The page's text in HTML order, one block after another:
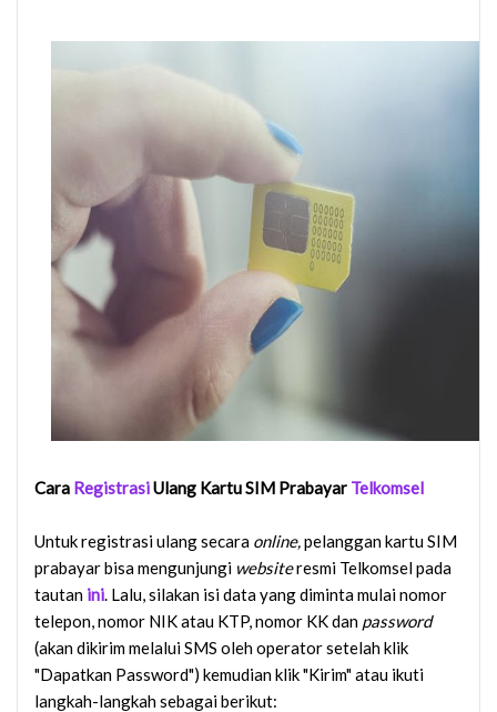
Cara RegistrasiUlang Kartu SIM Prabayar Telkomsel
Untuk registrasi ulang secara online,pelanggan kartu SIM
prabayar bisa mengunjungi websiteresmi Telkomsel pada
tautan ini. Lalu, silakan isi data yang diminta mulai nomor
telepon, nomor NIK atau KTP, nomor KK dan password
(akan dikirim melalui SMS oleh operator setelah klik
"Dapatkan Password") kemudian klik "Kirim" atau ikuti
langkah-langkah sebagai berikut: